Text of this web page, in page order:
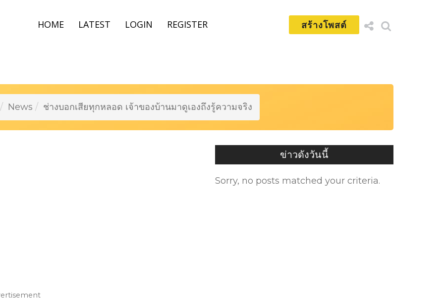
HOME LATEST LOGIN REGISTER สร้างโพสต์
News ช่างบอกเสียทุกหลอด เจ้าของบ้านมาดูเองถึงรู้ความจริง
ข่าวดังวันนี้
Sorry, no posts matched your criteria.